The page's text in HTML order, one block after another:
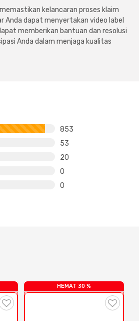
kelancaran proses klaim
Anda dapat menyertakan video label
memberikan bantuan dan resolusi
Anda dalam menjaga kualitas
853
53
20
0
0
HEMAT 30 %